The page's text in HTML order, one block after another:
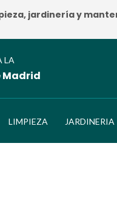
jardinería y
LA
Madrid
LIMPIEZA JARDINERIA